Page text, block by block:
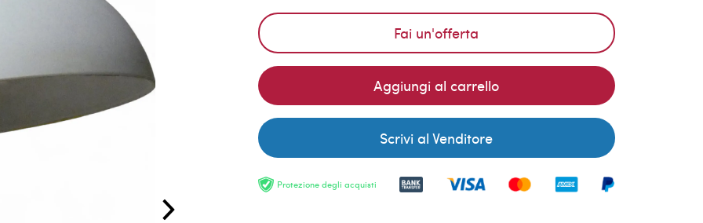
Fai un'offerta
Aggiungi al carrello
Scrivi al Venditore
Protezione degli acquisti